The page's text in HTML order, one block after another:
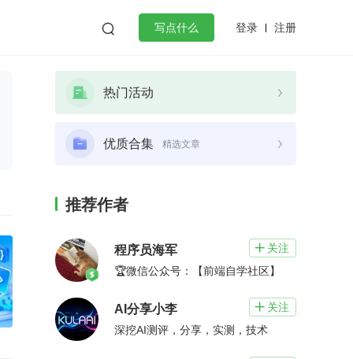
 写点什么 登录 注册
热门活动
优质合集 精选文章
推荐作者
程序员海军  关注
🏆微信公众号：【前端自学社区】
AI分享小李  关注
深挖AI测评，分享，实测，技术